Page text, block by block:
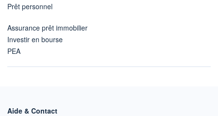
Prêt personnel
Assurance prêt immobilier
Investir en bourse
PEA
Aide & Contact